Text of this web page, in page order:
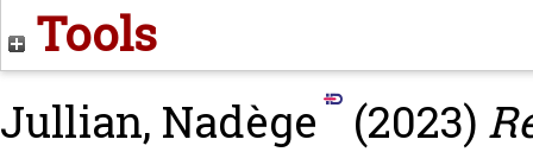
Tools
Jullian, Nadège (2023)